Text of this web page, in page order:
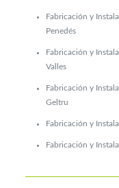
Fabricación y
Penedés
Fabricación y
Valles
Fabricación y
Geltru
Fabricación y
Fabricación y